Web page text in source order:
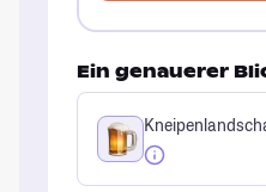
Ein genauerer